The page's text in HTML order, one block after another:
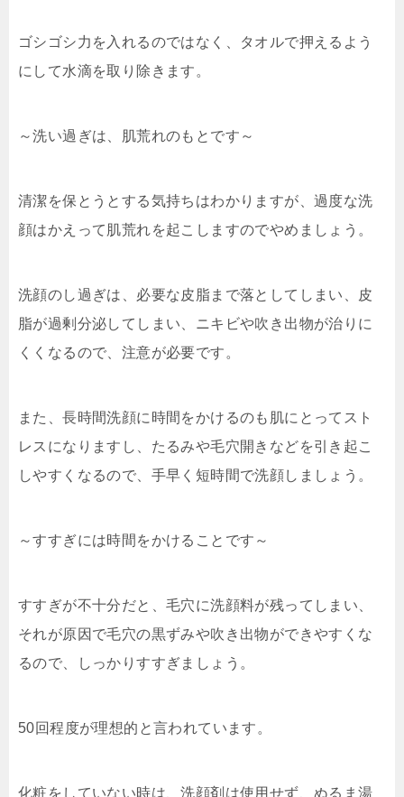
ゴシゴシ力を入れるのではなく、タオルで押えるよう
にして水滴を取り除きます。
～洗い過ぎは、肌荒れのもとです～
清潔を保とうとする気持ちはわかりますが、過度な洗
顔はかえって肌荒れを起こしますのでやめましょう。
洗顔のし過ぎは、必要な皮脂まで落としてしまい、皮
脂が過剰分泌してしまい、ニキビや吹き出物が治りに
くくなるので、注意が必要です。
また、長時間洗顔に時間をかけるのも肌にとってスト
レスになりますし、たるみや毛穴開きなどを引き起こ
しやすくなるので、手早く短時間で洗顔しましょう。
～すすぎには時間をかけることです～
すすぎが不十分だと、毛穴に洗顔料が残ってしまい、
それが原因で毛穴の黒ずみや吹き出物ができやすくな
るので、しっかりすすぎましょう。
50回程度が理想的と言われています。
化粧をしていない時は、洗顔剤は使用せず、ぬるま湯